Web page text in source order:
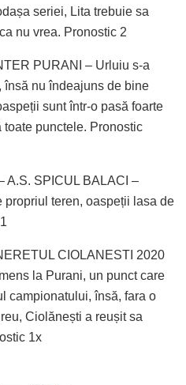
seriei, Lita trebuie sa
nu vrea. Pronostic 2
PURANI – Urluiu s-a
însă nu îndeajuns de bine
sunt într-o pasă foarte
toate punctele. Pronostic
A.S. SPICUL BALACI –
teren, oaspeții lasa de
CIOLANESTI 2020
la Purani, un punct care
campionatului, însă, fara o
Ciolănești a reușit sa
1x